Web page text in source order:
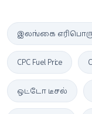
இலங்கை
CPC Fuel Price
ஒட்டோ டீசல்